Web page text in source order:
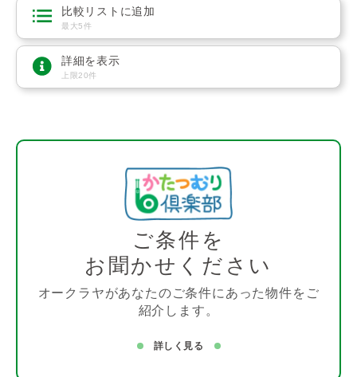
比較リストに追加
最大5件
詳細を表示
上限20件
ご条件を
お聞かせください
オークラヤがあなたのご条件にあった物件をご
紹介します。
詳しく見る